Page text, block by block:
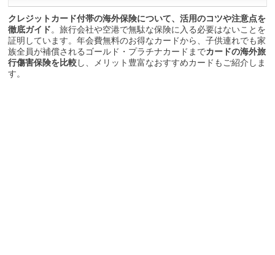
クレジットカード付帯の海外保険について、活用のコツや注意点を
徹底ガイド。旅行会社や空港で無駄な保険に入る必要はないことを
証明しています。年会費無料のお得なカードから、子供連れでも家
族全員が補償されるゴールド・プラチナカードまでカードの海外旅
行傷害保険を比較し、メリット豊富なおすすめカードもご紹介しま
す。